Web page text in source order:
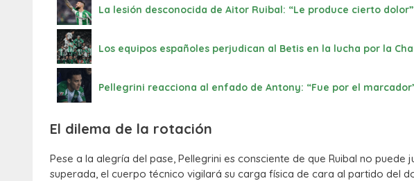
La lesión desconocida de Aitor Ruibal: “Le produce cierto dolor”
Los equipos españoles perjudican al Betis en la lucha por la
Pellegrini reacciona al enfado de Antony: “Fue por el
El dilema de la rotación
Pese a la alegría del pase, Pellegrini es consciente de que Ruibal no
superada, el cuerpo técnico vigilará su carga física de cara al partido del